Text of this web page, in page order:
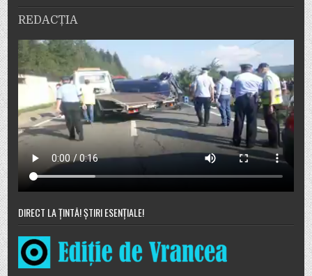
REDACȚIA
DIRECT LA ȚINTĂ! ȘTIRI ESENȚIALE!